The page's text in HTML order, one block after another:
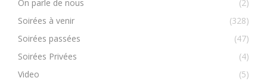
On parle de nous
(2)
Soirées à venir
(328)
Soirées passées
(47)
Soirées Privées
(4)
Video
(5)